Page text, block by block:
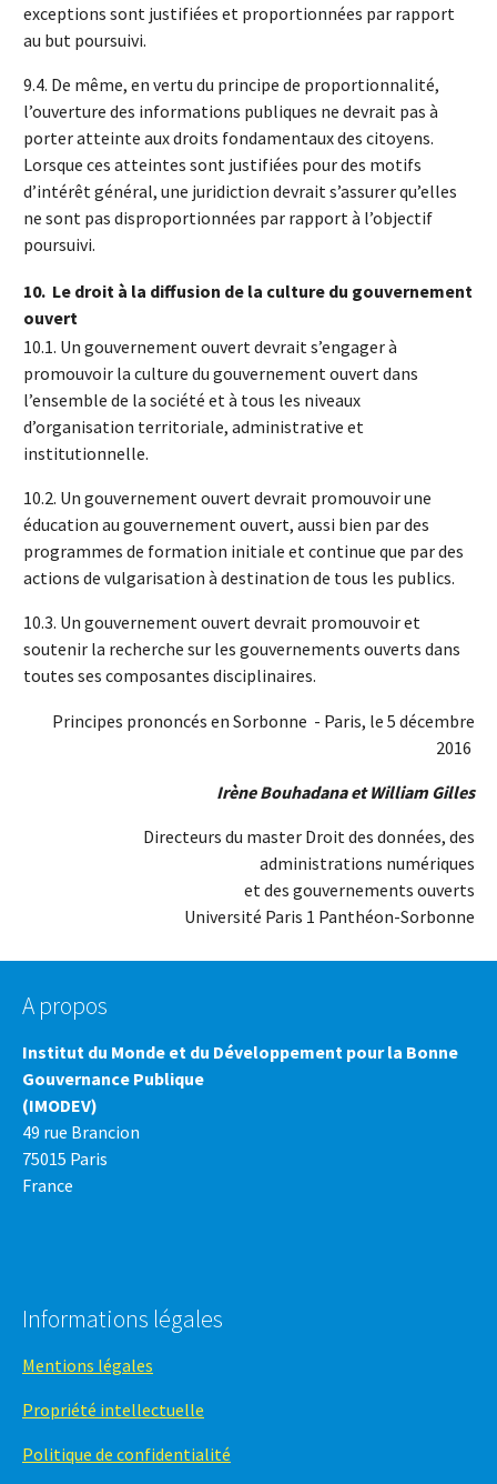
exceptions sont justifiées et proportionnées par rapport
au but poursuivi.
9.4. De même, en vertu du principe de proportionnalité,
l’ouverture des informations publiques ne devrait pas à
porter atteinte aux droits fondamentaux des citoyens.
Lorsque ces atteintes sont justifiées pour des motifs
d’intérêt général, une juridiction devrait s’assurer qu’elles
ne sont pas disproportionnées par rapport à l’objectif
poursuivi.
10. Le droit à la diffusion de la culture du gouvernement
ouvert
10.1. Un gouvernement ouvert devrait s’engager à
promouvoir la culture du gouvernement ouvert dans
l’ensemble de la société et à tous les niveaux
d’organisation territoriale, administrative et
institutionnelle.
10.2. Un gouvernement ouvert devrait promouvoir une
éducation au gouvernement ouvert, aussi bien par des
programmes de formation initiale et continue que par des
actions de vulgarisation à destination de tous les publics.
10.3. Un gouvernement ouvert devrait promouvoir et
soutenir la recherche sur les gouvernements ouverts dans
toutes ses composantes disciplinaires.
Principes prononcés en Sorbonne - Paris, le 5 décembre
2016
Irène Bouhadana et William Gilles
Directeurs du master Droit des données, des
administrations numériques
et des gouvernements ouverts
Université Paris 1 Panthéon-Sorbonne
A propos
Institut du Monde et du Développement pour la Bonne
Gouvernance Publique
(IMODEV)
49 rue Brancion
75015 Paris
France
Informations légales
Mentions légales
Propriété intellectuelle
Politique de confidentialité